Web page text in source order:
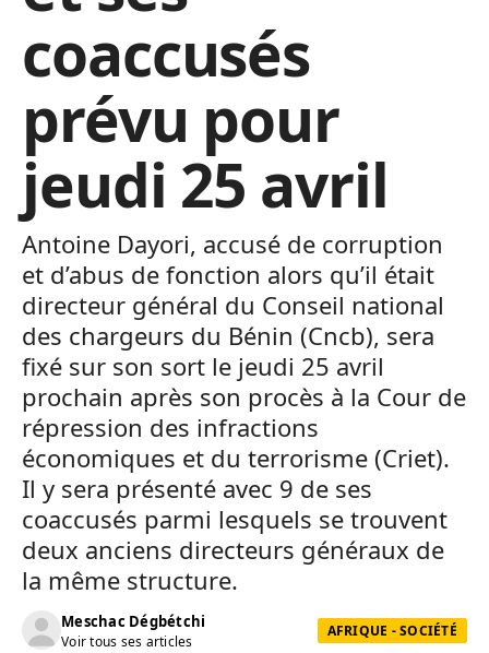
coaccusés
prévu pour
jeudi 25 avril
Antoine Dayori, accusé de corruption
et d’abus de fonction alors qu’il était
directeur général du Conseil national
des chargeurs du Bénin (Cncb), sera
fixé sur son sort le jeudi 25 avril
prochain après son procès à la Cour de
répression des infractions
économiques et du terrorisme (Criet).
Il y sera présenté avec 9 de ses
coaccusés parmi lesquels se trouvent
deux anciens directeurs généraux de
la même structure.
Meschac Dégbétchi
Voir tous ses articles
AFRIQUE - SOCIÉTÉ